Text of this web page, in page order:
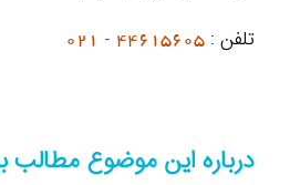
تلفن : 44615605 - 021
درباره این موضوع مطالب